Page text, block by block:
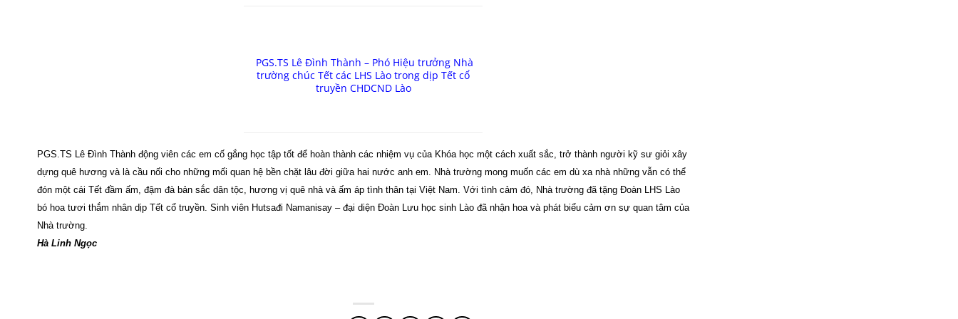
PGS.TS Lê Đình Thành – Phó Hiệu trưởng Nhà
trường chúc Tết các LHS Lào trong dịp Tết cổ
truyền CHDCND Lào
PGS.TS Lê Đình Thành động viên các em cố gắng học tập tốt để hoàn thành các nhiệm vụ của Khóa học một cách xuất sắc, trở thành người kỹ sư giỏi xây
dựng quê hương và là cầu nối cho những mối quan hệ bền chặt lâu đời giữa hai nước anh em. Nhà trường mong muốn các em dù xa nhà những vẫn có thể
đón một cái Tết đầm ấm, đậm đà bản sắc dân tộc, hương vị quê nhà và ấm áp tình thân tại Việt Nam. Với tình cảm đó, Nhà trường đã tặng Đoàn LHS Lào
bó hoa tươi thắm nhân dịp Tết cổ truyền. Sinh viên Hutsađi Namanisay – đại diện Đoàn Lưu học sinh Lào đã nhận hoa và phát biểu cảm ơn sự quan tâm của
Nhà trường.
Hà Linh Ngọc